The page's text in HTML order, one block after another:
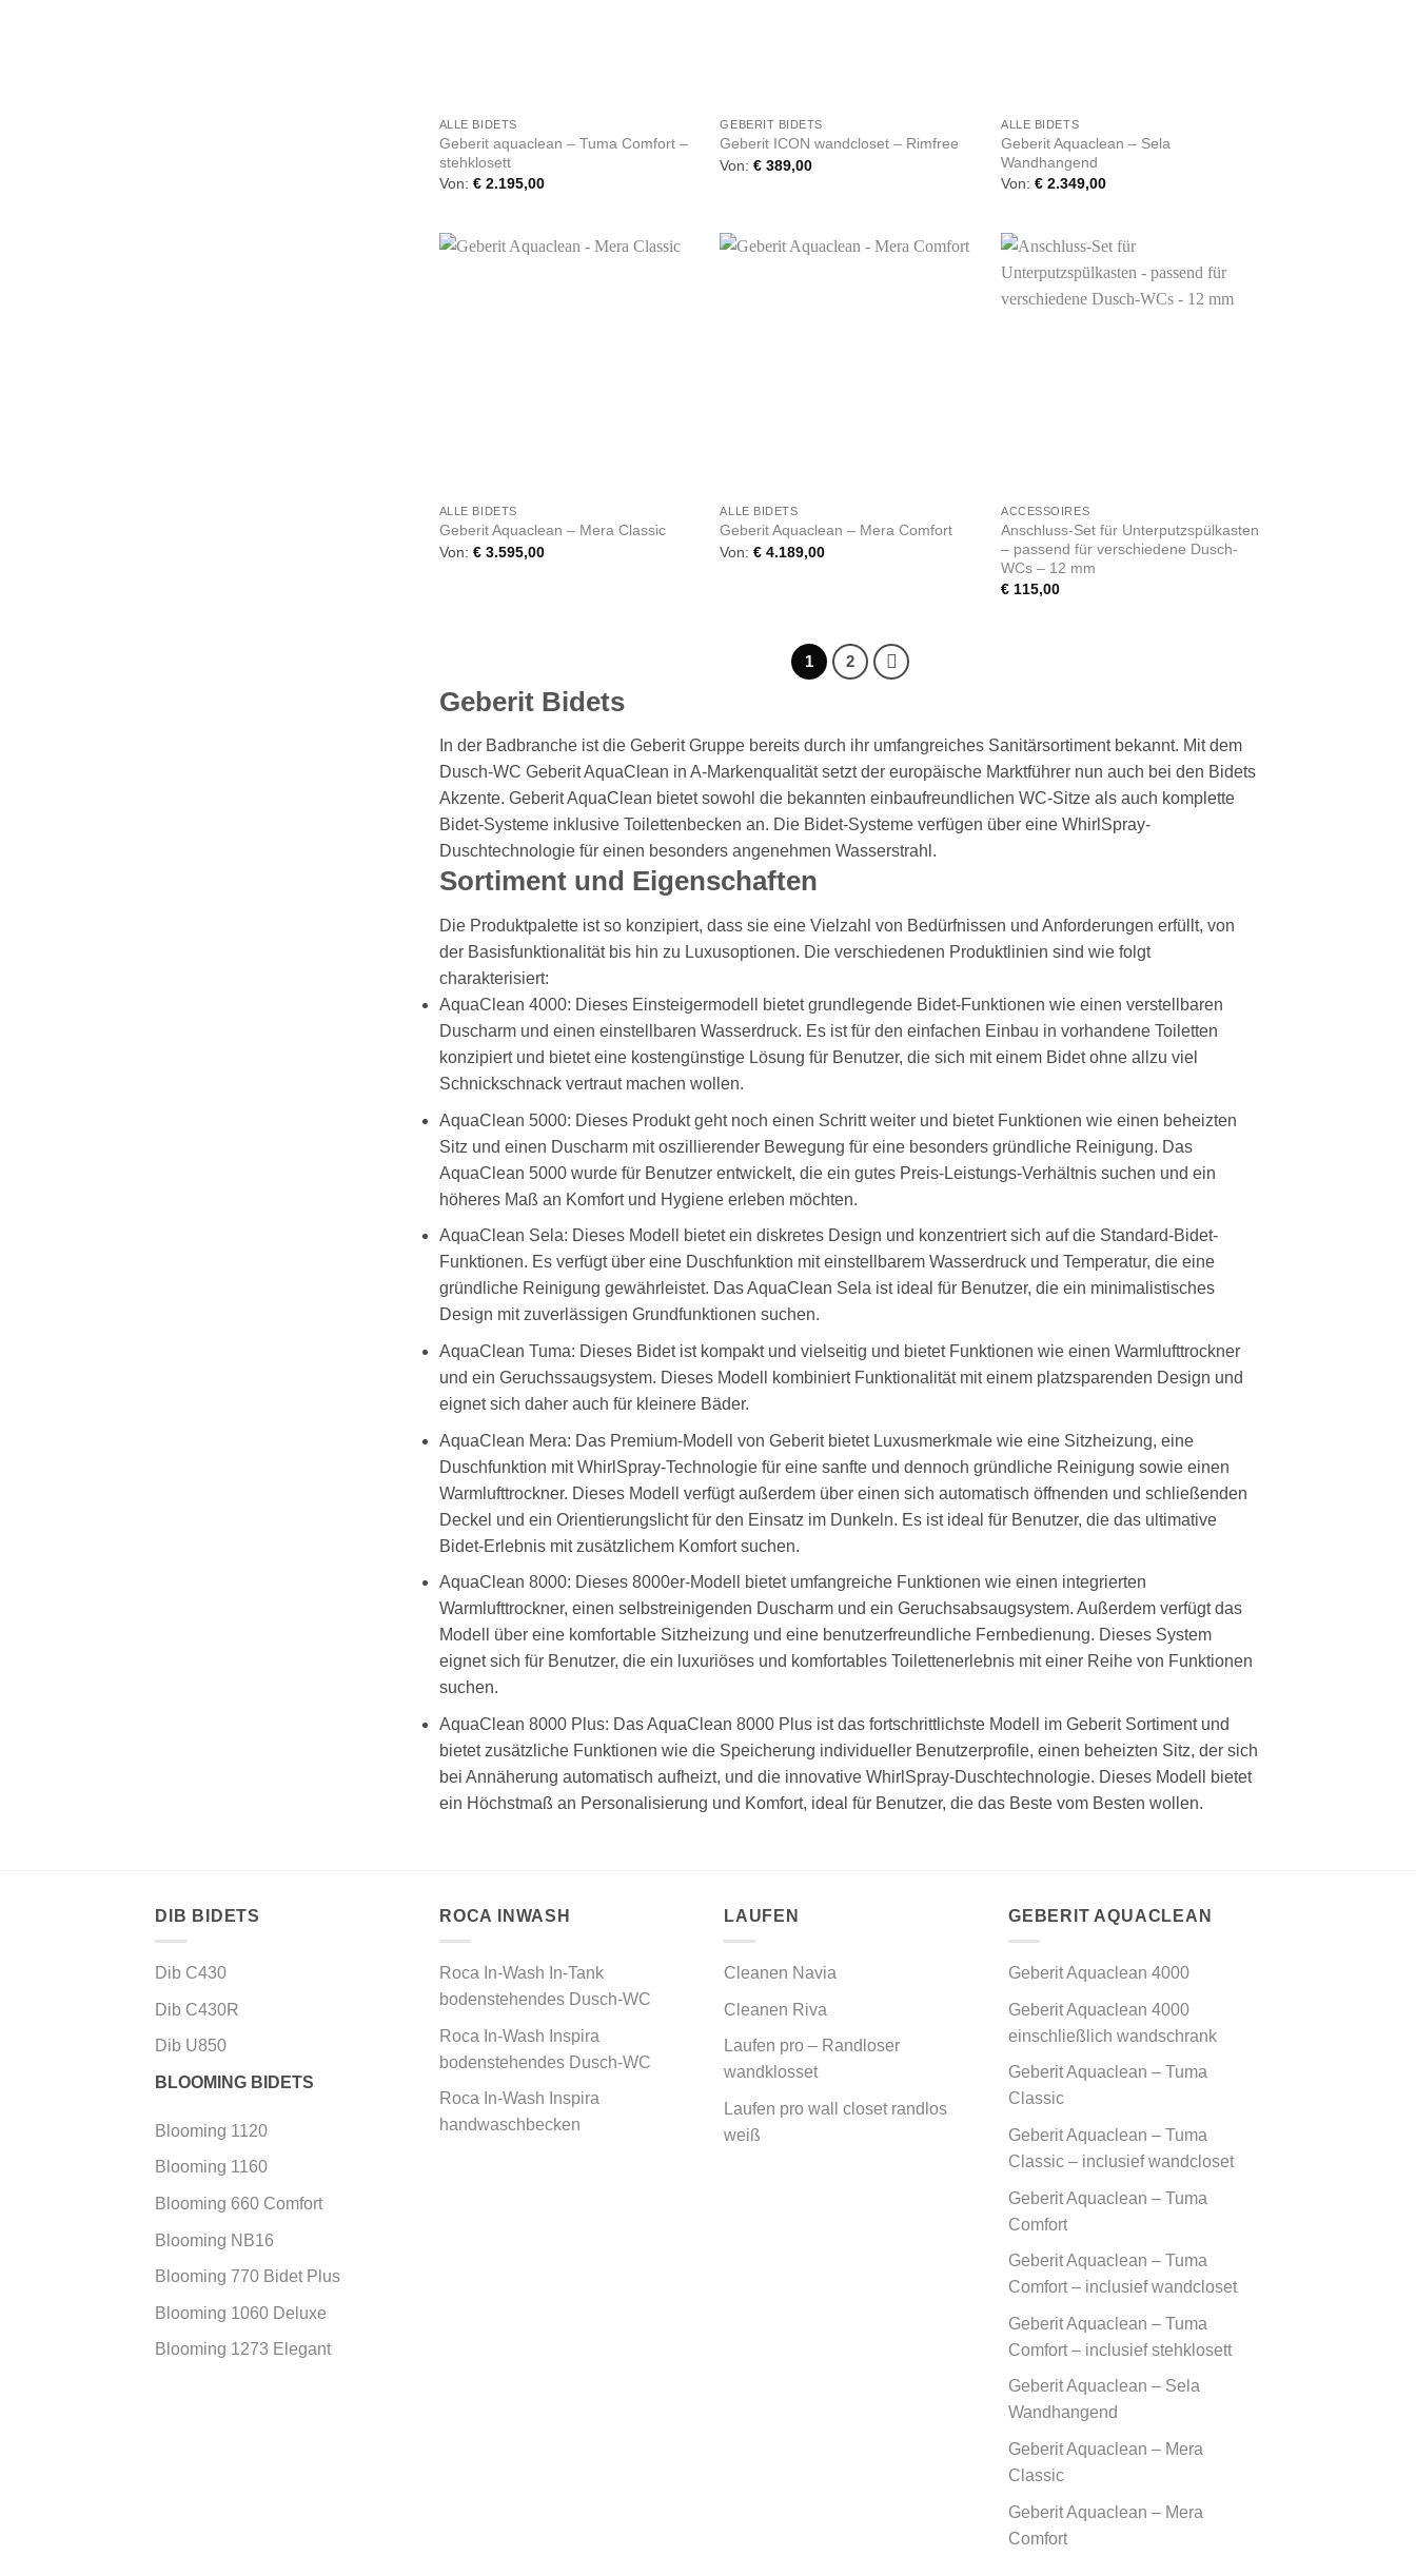
ALLE BIDETS
Geberit aquaclean – Tuma Comfort –
stehklosett
Von: €2.195,00
GEBERIT BIDETS
Geberit ICON wandcloset – Rimfree
Von:€ 389,00
ALLE BIDETS
Geberit Aquaclean – Sela
Wandhangend
Von:€ 2.349,00
ALLE BIDETS
Geberit Aquaclean – Mera Classic
Von: €3.595,00
ALLE BIDETS
Geberit Aquaclean – Mera Comfort
Von:€ 4.189,00
ACCESSOIRES
Anschluss-Set für Unterputzspülkasten
– passend für verschiedene Dusch-
WCs – 12 mm
€ 115,00
1 2
Geberit Bidets
In der Badbranche ist die Geberit Gruppe bereits durch ihr umfangreiches Sanitärsortiment bekannt. Mit dem
Dusch-WC Geberit AquaClean in A-Markenqualität setzt der europäische Marktführer nun auch bei den Bidets
Akzente. Geberit AquaClean bietet sowohl die bekannten einbaufreundlichen WC-Sitze als auch komplette
Bidet-Systeme inklusive Toilettenbecken an. Die Bidet-Systeme verfügen über eine WhirlSpray-
Duschtechnologie für einen besonders angenehmen Wasserstrahl.
Sortiment und Eigenschaften
Die Produktpalette ist so konzipiert, dass sie eine Vielzahl von Bedürfnissen und Anforderungen erfüllt, von
der Basisfunktionalität bis hin zu Luxusoptionen. Die verschiedenen Produktlinien sind wie folgt
charakterisiert:
AquaClean 4000: Dieses Einsteigermodell bietet grundlegende Bidet-Funktionen wie einen verstellbaren
Duscharm und einen einstellbaren Wasserdruck. Es ist für den einfachen Einbau in vorhandene Toiletten
konzipiert und bietet eine kostengünstige Lösung für Benutzer, die sich mit einem Bidet ohne allzu viel
Schnickschnack vertraut machen wollen.
AquaClean 5000: Dieses Produkt geht noch einen Schritt weiter und bietet Funktionen wie einen beheizten
Sitz und einen Duscharm mit oszillierender Bewegung für eine besonders gründliche Reinigung. Das
AquaClean 5000 wurde für Benutzer entwickelt, die ein gutes Preis-Leistungs-Verhältnis suchen und ein
höheres Maß an Komfort und Hygiene erleben möchten.
AquaClean Sela: Dieses Modell bietet ein diskretes Design und konzentriert sich auf die Standard-Bidet-
Funktionen. Es verfügt über eine Duschfunktion mit einstellbarem Wasserdruck und Temperatur, die eine
gründliche Reinigung gewährleistet. Das AquaClean Sela ist ideal für Benutzer, die ein minimalistisches
Design mit zuverlässigen Grundfunktionen suchen.
AquaClean Tuma: Dieses Bidet ist kompakt und vielseitig und bietet Funktionen wie einen Warmlufttrockner
und ein Geruchssaugsystem. Dieses Modell kombiniert Funktionalität mit einem platzsparenden Design und
eignet sich daher auch für kleinere Bäder.
AquaClean Mera: Das Premium-Modell von Geberit bietet Luxusmerkmale wie eine Sitzheizung, eine
Duschfunktion mit WhirlSpray-Technologie für eine sanfte und dennoch gründliche Reinigung sowie einen
Warmlufttrockner. Dieses Modell verfügt außerdem über einen sich automatisch öffnenden und schließenden
Deckel und ein Orientierungslicht für den Einsatz im Dunkeln. Es ist ideal für Benutzer, die das ultimative
Bidet-Erlebnis mit zusätzlichem Komfort suchen.
AquaClean 8000: Dieses 8000er-Modell bietet umfangreiche Funktionen wie einen integrierten
Warmlufttrockner, einen selbstreinigenden Duscharm und ein Geruchsabsaugsystem. Außerdem verfügt das
Modell über eine komfortable Sitzheizung und eine benutzerfreundliche Fernbedienung. Dieses System
eignet sich für Benutzer, die ein luxuriöses und komfortables Toilettenerlebnis mit einer Reihe von Funktionen
suchen.
AquaClean 8000 Plus: Das AquaClean 8000 Plus ist das fortschrittlichste Modell im Geberit Sortiment und
bietet zusätzliche Funktionen wie die Speicherung individueller Benutzerprofile, einen beheizten Sitz, der sich
bei Annäherung automatisch aufheizt, und die innovative WhirlSpray-Duschtechnologie. Dieses Modell bietet
ein Höchstmaß an Personalisierung und Komfort, ideal für Benutzer, die das Beste vom Besten wollen.
DIB BIDETS
Dib C430
Dib C430R
Dib U850
BLOOMING BIDETS
Blooming 1120
Blooming 1160
Blooming 660 Comfort
Blooming NB16
Blooming 770 Bidet Plus
Blooming 1060 Deluxe
Blooming 1273 Elegant
ROCA INWASH
Roca In-Wash In-Tank
bodenstehendes Dusch-WC
Roca In-Wash Inspira
bodenstehendes Dusch-WC
Roca In-Wash Inspira
handwaschbecken
LAUFEN
Cleanen Navia
Cleanen Riva
Laufen pro – Randloser
wandklosset
Laufen pro wall closet randlos
weiß
GEBERIT AQUACLEAN
Geberit Aquaclean 4000
Geberit Aquaclean 4000
einschließlich wandschrank
Geberit Aquaclean – Tuma
Classic
Geberit Aquaclean – Tuma
Classic – inclusief wandcloset
Geberit Aquaclean – Tuma
Comfort
Geberit Aquaclean – Tuma
Comfort – inclusief wandcloset
Geberit Aquaclean – Tuma
Comfort – inclusief stehklosett
Geberit Aquaclean – Sela
Wandhangend
Geberit Aquaclean – Mera
Classic
Geberit Aquaclean – Mera
Comfort